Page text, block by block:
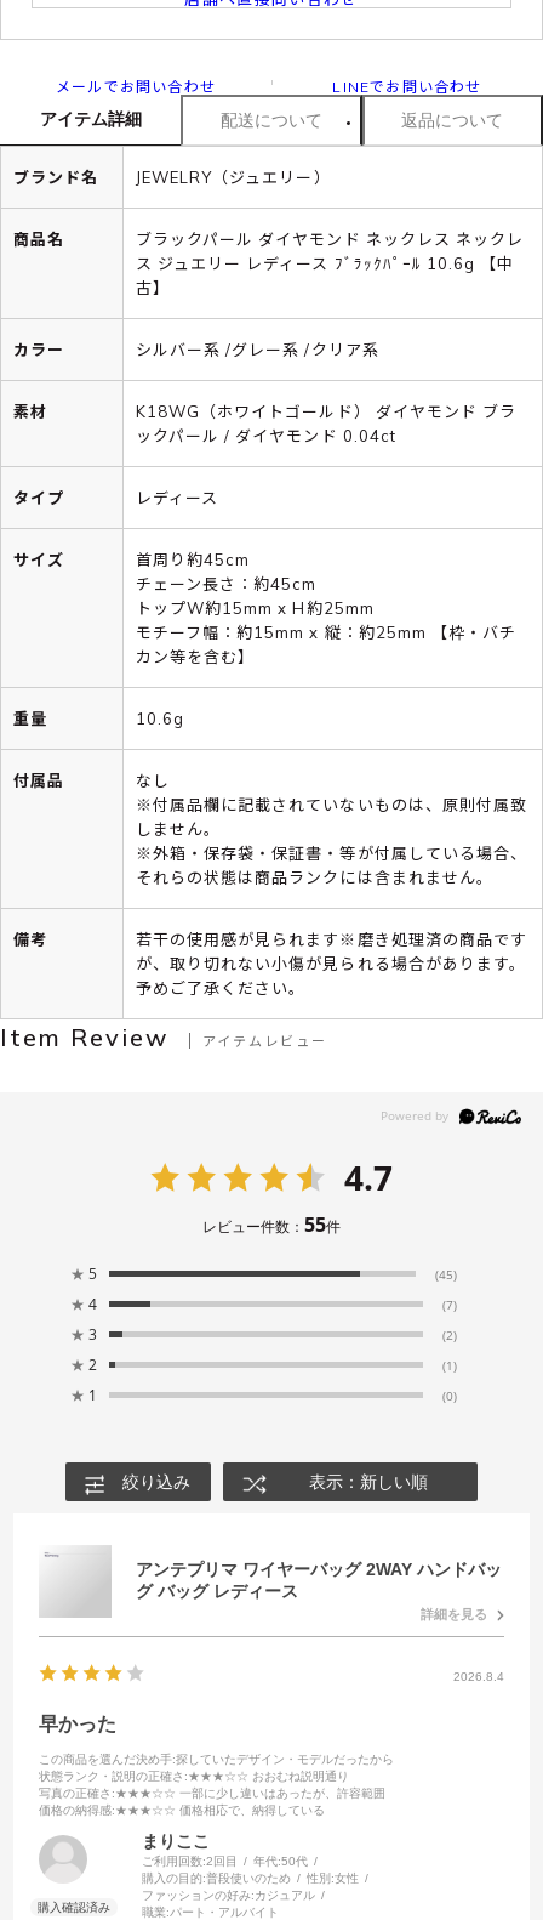
メールでお問い合わせ LINEでお問い合わせ
アイテム詳細 配送について 返品について
ブランド名 JEWELRY（ジュエリー）
商品名
ブラックパール ダイヤモンド ネックレス ネックレ
ス ジュエリー レディース ﾌﾞﾗｯｸﾊﾟｰﾙ 10.6g 【中
古】
カラー シルバー系 /グレー系 /クリア系
素材
K18WG（ホワイトゴールド） ダイヤモンド ブラ
ックパール / ダイヤモンド 0.04ct
タイプ レディース
サイズ
首周り約45cm
チェーン長さ：約45cm
トップW約15mm x H約25mm
モチーフ幅：約15mm x 縦：約25mm 【枠・バチ
カン等を含む】
重量 10.6g
付属品
なし
※付属品欄に記載されていないものは、原則付属致
しません。
※外箱・保存袋・保証書・等が付属している場合、
それらの状態は商品ランクには含まれません。
備考
若干の使用感が見られます※磨き処理済の商品です
が、取り切れない小傷が見られる場合があります。
予めご了承ください。
Item Review アイテムレビュー
4.7
レビュー件数： 55件
★ 5 (45)
★ 4 (7)
★ 3 (2)
★ 2 (1)
★ 1 (0)
絞り込み 表示：新しい順
アンテプリマ ワイヤーバッグ 2WAY ハンドバッ
グ バッグ レディース
詳細を見る
2026.8.4
早かった
この商品を選んだ決め手:探していたデザイン・モデルだったから
状態ランク・説明の正確さ :★★★☆☆ おおむね説明通り
写真の正確さ :★★★☆☆ 一部に少し違いはあったが、許容範囲
価格の納得感:★★★☆☆ 価格相応で、納得している
まりここ
ご利用回数:2回目 年代:50代
購入の目的:普段使いのため 性別:女性
ファッションの好み:カジュアル
職業:パート・アルバイト